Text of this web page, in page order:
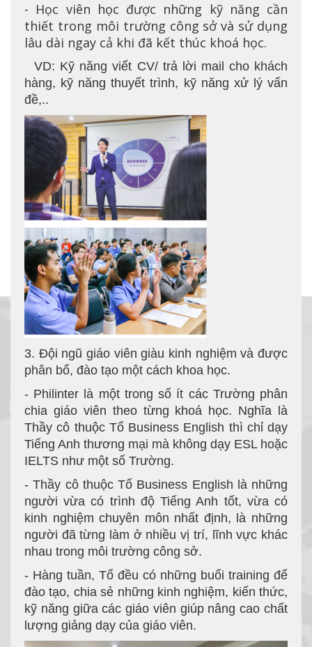
- Học viên học được những kỹ năng cần
thiết trong môi trường công sở và sử dụng
lâu dài ngay cả khi đã kết thúc khoá học.
VD: Kỹ năng viết CV/ trả lời mail cho khách
hàng, kỹ năng thuyết trình, kỹ năng xử lý vấn
đề,..
3. Đội ngũ giáo viên giàu kinh nghiệm và được
phân bổ, đào tạo một cách khoa học.
- Philinter là một trong số ít các Trường phân
chia giáo viên theo từng khoá học. Nghĩa là
Thầy cô thuộc Tổ Business English thì chỉ dạy
Tiếng Anh thương mại mà không dạy ESL hoặc
IELTS như một số Trường.
- Thầy cô thuộc Tổ Business English là những
người vừa có trình độ Tiếng Anh tốt, vừa có
kinh nghiệm chuyên môn nhất định, là những
người đã từng làm ở nhiều vị trí, lĩnh vực khác
nhau trong môi trường công sở.
- Hàng tuần, Tổ đều có những buổi training để
đào tạo, chia sẻ những kinh nghiệm, kiến thức,
kỹ năng giữa các giáo viên giúp nâng cao chất
lượng giảng dạy của giáo viên.